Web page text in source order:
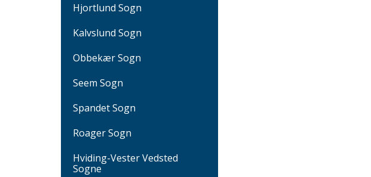
Hjortlund Sogn
Kalvslund Sogn
Obbekær Sogn
Seem Sogn
Spandet Sogn
Roager Sogn
Hviding-Vester Vedsted
Sogne